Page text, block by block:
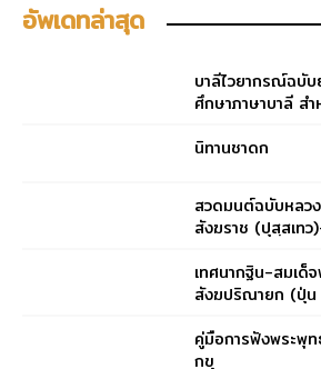
อัพเดทล่าสุด
บาลีไวยากรณ์ฉบั
ศึกษาภาษาบาลี ส
นิทานชาดก
สวดมนต์ฉบับหลว
สังฆราช (ปุสฺสเท
เทศนากฐิน-สมเด็
สังฆปริณายก (ปุ่
คู่มือการฟังพระพุ
กขุ